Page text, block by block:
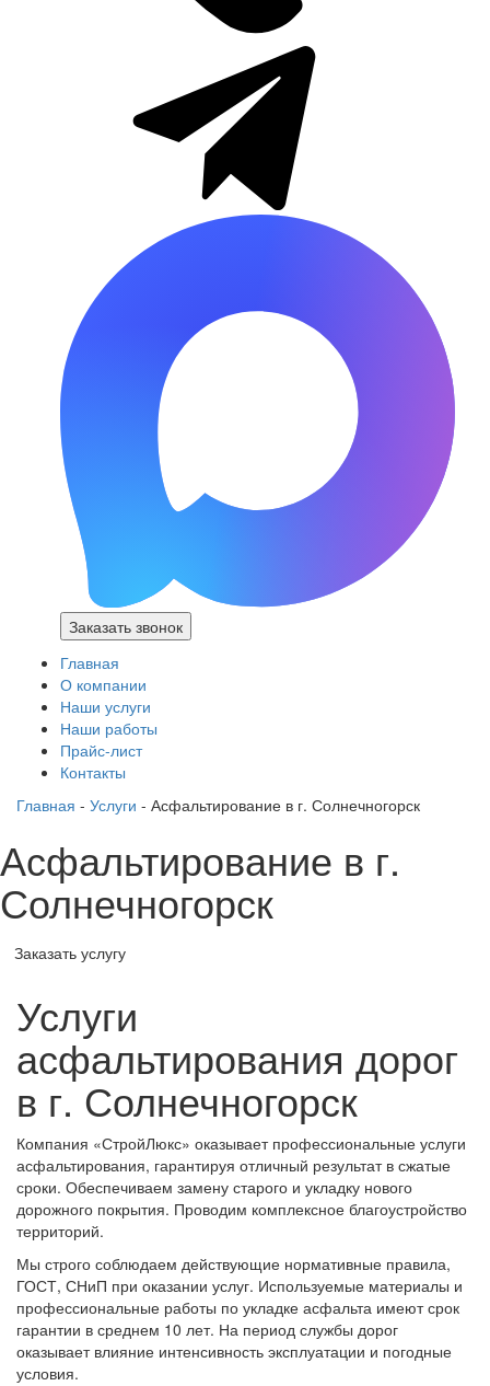
Заказать звонок
Главная
О компании
Наши услуги
Наши работы
Прайс-лист
Контакты
Главная - Услуги - Асфальтирование в г. Солнечногорск
Асфальтирование в г.
Солнечногорск
Заказать услугу
Услуги
асфальтирования дорог
в г. Солнечногорск
Компания «СтройЛюкс» оказывает профессиональные услуги
асфальтирования, гарантируя отличный результат в сжатые
сроки. Обеспечиваем замену старого и укладку нового
дорожного покрытия. Проводим комплексное благоустройство
территорий.
Мы строго соблюдаем действующие нормативные правила,
ГОСТ, СНиП при оказании услуг. Используемые материалы и
профессиональные работы по укладке асфальта имеют срок
гарантии в среднем 10 лет. На период службы дорог
оказывает влияние интенсивность эксплуатации и погодные
условия.